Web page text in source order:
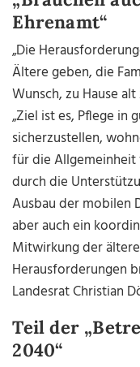
Ehrenamt“
„Die
Ältere geben, die
Wunsch, zu Hause
„Ziel ist es, Pflege in
sicherzustellen,
für die Allgemeinheit
durch die
Ausbau der mobilen
aber auch ein
Mitwirkung der
Herausforderungen
Landesrat Christian
Teil der
2040“